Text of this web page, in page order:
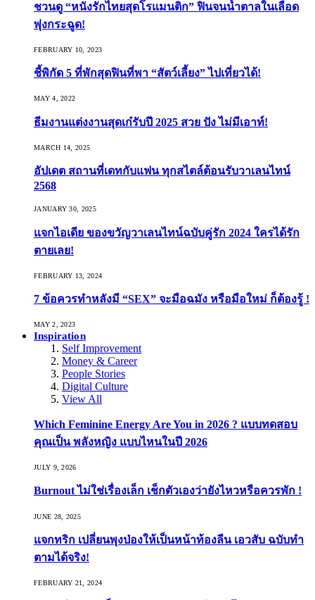
ชวนดู “หนังรักไทยสุดโรแมนติก” ฟินจนน้ำตาลในเลือด
พุ่งกระฉูด!
FEBRUARY 10, 2023
ชี้พิกัด 5 ที่พักสุดฟินที่พา “สัตว์เลี้ยง” ไปเที่ยวได้!
MAY 4, 2022
ธีมงานแต่งงานสุดเก๋รับปี 2025 สวย ปัง ไม่มีเอาท์!
MARCH 14, 2025
อัปเดต สถานที่เดทกับแฟน ทุกสไตล์ต้อนรับวาเลนไทน์
2568
JANUARY 30, 2025
แจกไอเดีย ของขวัญวาเลนไทน์ฉบับคู่รัก 2024 ใครได้รัก
ตายเลย!
FEBRUARY 13, 2024
7 ข้อควรทำหลังมี “SEX” จะมือฉมัง หรือมือใหม่ ก็ต้องรู้ !
MAY 2, 2023
Inspiration
Self Improvement
Money & Career
People Stories
Digital Culture
View All
Which Feminine Energy Are You in 2026 ? แบบทดสอบ
คุณเป็น พลังหญิง แบบไหนในปี 2026
JULY 9, 2026
Burnout ไม่ใช่เรื่องเล็ก เช็กตัวเองว่ายังไหวหรือควรพัก !
JUNE 28, 2025
แจกทริก เปลี่ยนพุงป่องให้เป็นหน้าท้องลีน เอวสับ ฉบับทำ
ตามได้จริง!
FEBRUARY 21, 2024